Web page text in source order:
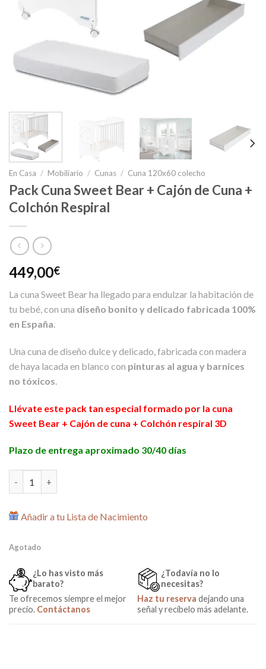
En Casa / Mobiliario / Cunas / Cuna 120x60 colecho
Pack Cuna Sweet Bear + Cajón de Cuna +
Colchón Respiral
449,00€
La cuna Sweet Bear ha llegado para endulzar la habitación de
tu bebé, con una diseño bonito y delicado fabricada 100%
en España.
Una cuna de diseño dulce y delicado, fabricada con madera
de haya lacada en blanco con pinturas al agua y barnices
no tóxicos.
Llévate este pack tan especial formado por la cuna
Sweet Bear + Cajón de cuna + Colchón respiral 3D
Plazo de entrega aproximado 30/40 días
Añadir a tu Lista de Nacimiento
Agotado
¿Lo has visto más
barato?
Te ofrecemos siempre el mejor
precio. Contáctanos
¿Todavía no lo
necesitas?
Haz tu reserva dejando una
señal y recíbelo más adelante.